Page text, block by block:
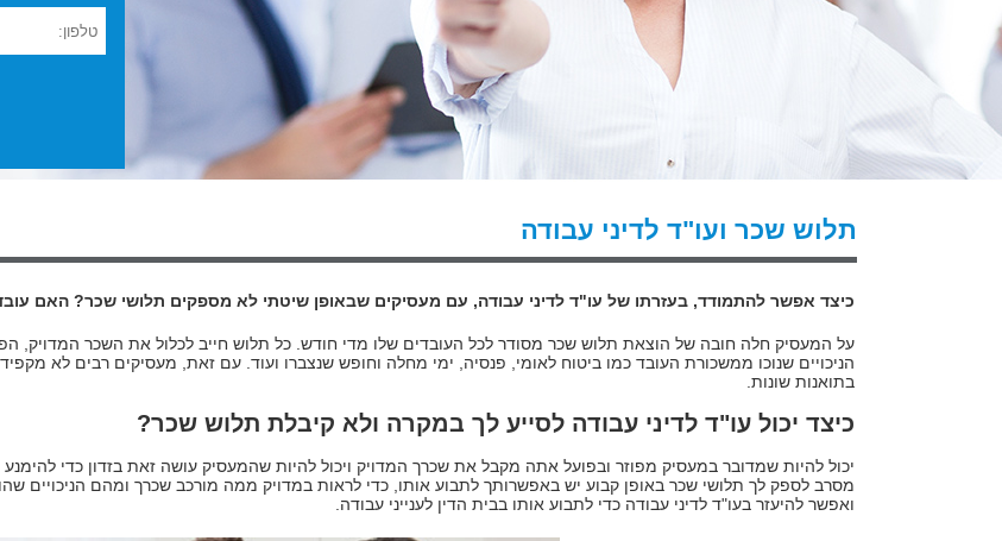
תלוש שכר ועו"ד לדיני עבודה
כיצד אפשר להתמודד, בעזרתו של עו"ד לדיני עבודה, עם מעסיקים שבאופן שיטתי לא מספקים תלושי שכר? האם
על המעסיק חלה חובה של הוצאת תלוש שכר מסודר לכל העובדים שלו מדי חודש. כל תלוש חייב לכלול את השכר המדויק,
הניכויים שנוכו ממשכורת העובד כמו ביטוח לאומי, פנסיה, ימי מחלה וחופש שנצברו ועוד. עם זאת, מעסיקים רבים לא
בתואנות שונות.
כיצד יכול עו"ד לדיני עבודה לסייע לך במקרה ולא קיבלת תלוש שכר?
יכול להיות שמדובר במעסיק מפוזר ובפועל אתה מקבל את שכרך המדויק ויכול להיות שהמעסיק עושה זאת בזדון כדי
מסרב לספק לך תלושי שכר באופן קבוע יש באפשרותך לתבוע אותו, כדי לראות במדויק ממה מורכב שכרך ומהם הניכויים
ואפשר להיעזר בעו"ד לדיני עבודה כדי לתבוע אותו בבית הדין לענייני עבודה.